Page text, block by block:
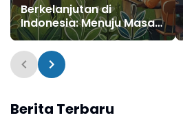
Berkelanjutan di
Indonesia: Menuju Masa
Depan yang Ramah
Lingkungan
Berita Terbaru